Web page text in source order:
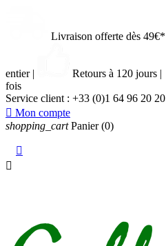
Livraison offerte dès 49€*
entier | Retours à 120 jours |
fois
Service client : +33 (0)1 64 96 20 20
 Mon compte
shopping_cart Panier (0)

